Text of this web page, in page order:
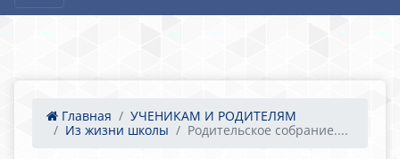
Главная
УЧЕНИКАМ И РОДИТЕЛЯМ
Из жизни школы
Родительское собрание....